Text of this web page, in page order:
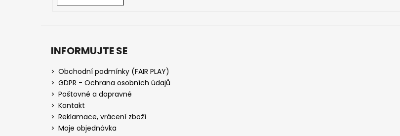
INFORMUJTE SE
Obchodní podmínky (FAIR PLAY)
GDPR - Ochrana osobních údajů
Poštovné a dopravné
Kontakt
Reklamace, vrácení zboží
Moje objednávka